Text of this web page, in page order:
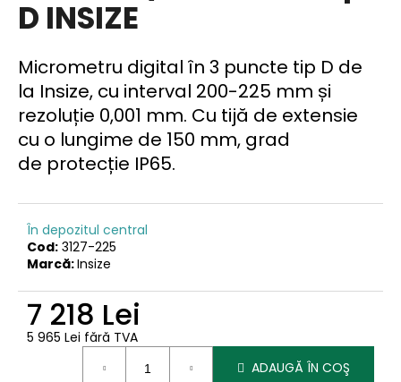
stele.
D INSIZE
Micrometru digital în 3 puncte tip D de
la Insize, cu interval 200-225 mm și
rezoluție 0,001 mm. Cu tijă de extensie
cu o lungime de 150 mm, grad
de protecție IP65.
În depozitul central
Cod: 3127-225
Marcă:Insize
7 218 Lei
5 965 Lei fără TVA
ADAUGĂ ÎN COŞ
m
a
n
d
ă
m